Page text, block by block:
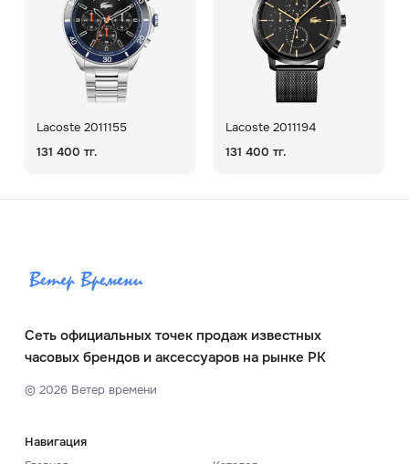
Lacoste 2011155
131 400 тг.
Lacoste 2011194
131 400 тг.
Сеть официальных точек продаж известных
часовых брендов и аксессуаров на рынке РК
© 2026Ветер времени
Навигация